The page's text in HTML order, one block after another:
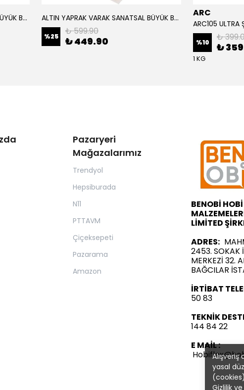
yasal
Gizlilik
ALTIN YAPRAK VARAK SANATSAL BÜYÜK BOY FOLYO EPOKSİ REÇİNE NAİL ART 8 ADET ALTIN RENK 14X14 CM ALTIN YAPRAK VARAK SANATSAL BÜYÜK BOY FOLYO EPOKSİ REÇİNE NAİL ART 90 ADET 14X14 CM ALTIN RENK
%25 ₺ 599.90
₺ 449.90
ARC
%10 ₺
₺
1 KG
Pazaryeri
Mağazalarımız
Trendyol
Hepsiburada
N11
PTTAVM
Çiçeksepeti
Pazarama
Amazon
BENOBİ
LİMİTED
ADRES:
2453. SOKAK
MERKEZİ 32.
BAĞCILAR
İRTİBAT
50 83
TEKNİK
144 84 22
E